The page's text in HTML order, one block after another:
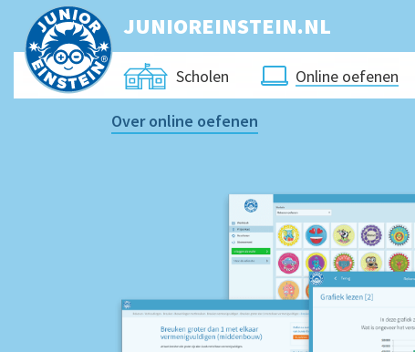
JUNIOREINSTEIN.NL
Scholen Online oefenen
Over online oefenen